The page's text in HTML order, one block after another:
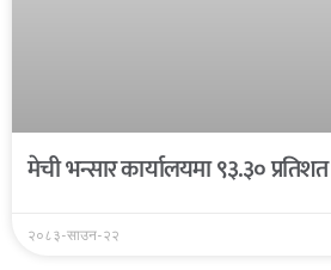
मेची भन्सार कार्यालयमा ९३.३०
२०८३-साउन-२२